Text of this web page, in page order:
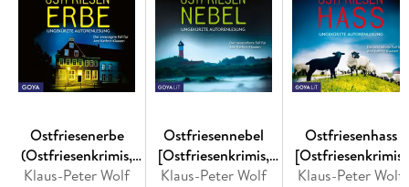
Bestsellerautor Klaus-Peter Wolf spricht auch diesen
fulminanten zehnten Fall seiner beliebten Hauptkommissarin
atemberaubend spannend und mit unverwechselbarem
Charme.
Das Hörbuch basiert auf dem gleichnamigen Buch aus dem
Fischer Taschenbuch Verlag.
Ostfriesenerbe
(Ostfriesenkrimis,
Band 20
Klaus-Peter Wolf
Ostfriesennebel
[Ostfriesenkrimis,
Band 19
Klaus-Peter Wolf
Ostfriesenhass
[Ostfriesenkrimis,
Band 18
Klaus-Peter Wolf